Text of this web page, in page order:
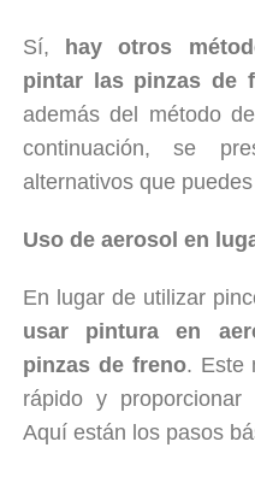
Sí,
hay otros
pintar las pinzas de
además del método
continuación, se
alternativos que
Uso de aerosol en
En lugar de utilizar
usar pintura en
pinzas de freno. Este
rápido y proporcionar
Aquí están los pasos